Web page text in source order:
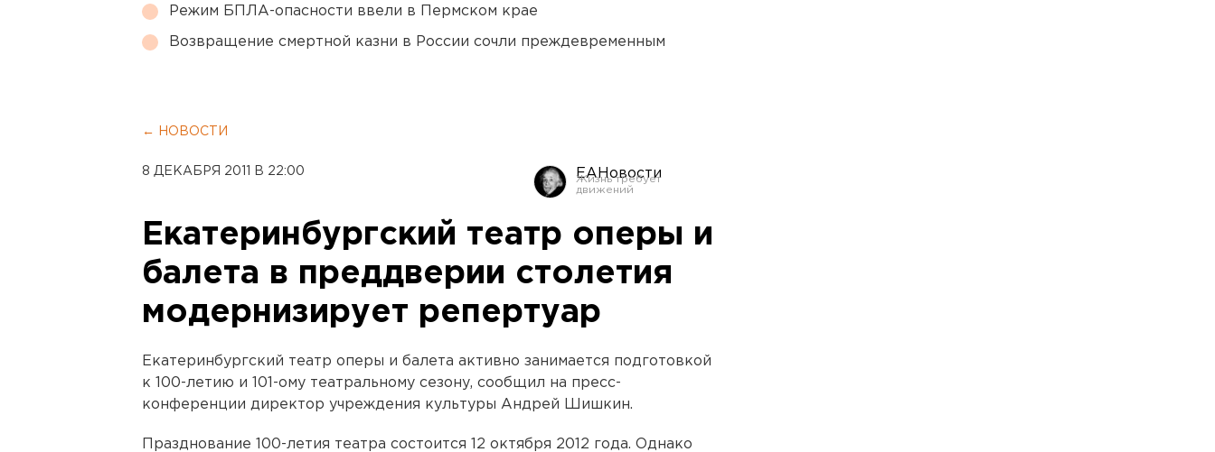
Режим БПЛА-опасности ввели в Пермском крае
Возвращение смертной казни в России сочли преждевременным
← НОВОСТИ
8 ДЕКАБРЯ 2011 В 22:00 ЕАНовости
Екатеринбургский театр оперы и
балета в преддверии столетия
модернизирует репертуар
Екатеринбургский театр оперы и балета активно занимается подготовкой
к 100-летию и 101-ому театральному сезону, сообщил на пресс-
конференции директор учреждения культуры Андрей Шишкин.
Празднование 100-летия театра состоится 12 октября 2012 года. Однако